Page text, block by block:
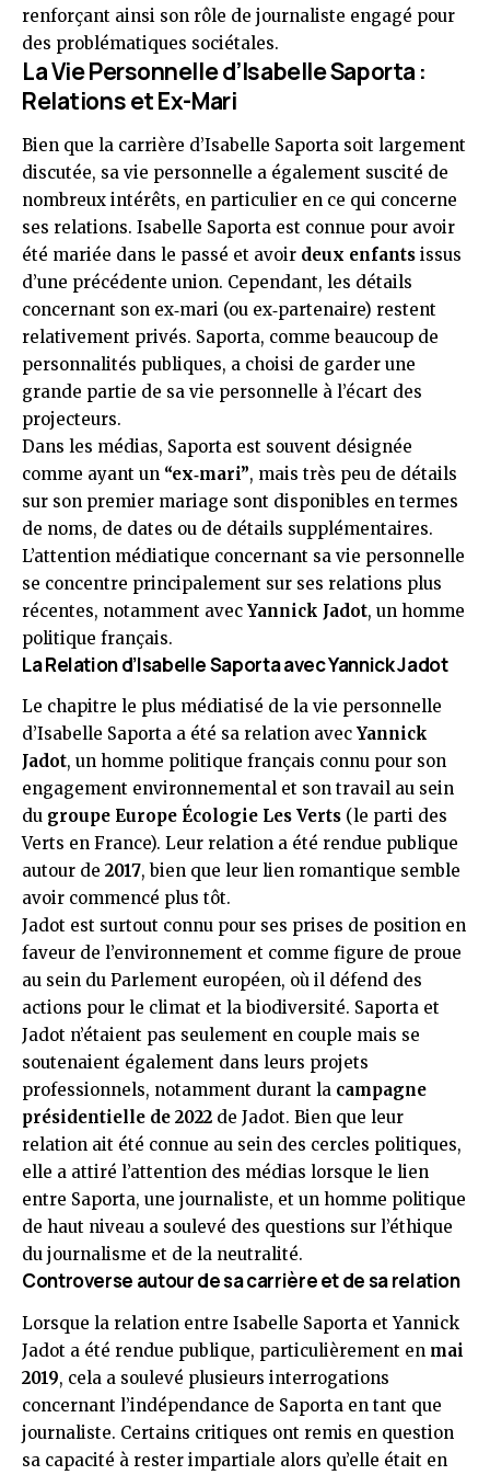
renforçant ainsi son rôle de journaliste engagé pour
des problématiques sociétales.
La Vie Personnelle d’Isabelle Saporta :
Relations et Ex-Mari
Bien que la carrière d’Isabelle Saporta soit largement
discutée, sa vie personnelle a également suscité de
nombreux intérêts, en particulier en ce qui concerne
ses relations. Isabelle Saporta est connue pour avoir
été mariée dans le passé et avoir deux enfants issus
d’une précédente union. Cependant, les détails
concernant son ex‑mari (ou ex‑partenaire) restent
relativement privés. Saporta, comme beaucoup de
personnalités publiques, a choisi de garder une
grande partie de sa vie personnelle à l’écart des
projecteurs.
Dans les médias, Saporta est souvent désignée
comme ayant un “ex‑mari”, mais très peu de détails
sur son premier mariage sont disponibles en termes
de noms, de dates ou de détails supplémentaires.
L’attention médiatique concernant sa vie personnelle
se concentre principalement sur ses relations plus
récentes, notamment avec Yannick Jadot, un homme
politique français.
La Relation d’Isabelle Saporta avec Yannick Jadot
Le chapitre le plus médiatisé de la vie personnelle
d’Isabelle Saporta a été sa relation avec Yannick
Jadot, un homme politique français connu pour son
engagement environnemental et son travail au sein
du groupe Europe Écologie Les Verts (le parti des
Verts en France). Leur relation a été rendue publique
autour de 2017, bien que leur lien romantique semble
avoir commencé plus tôt.
Jadot est surtout connu pour ses prises de position en
faveur de l’environnement et comme figure de proue
au sein du Parlement européen, où il défend des
actions pour le climat et la biodiversité. Saporta et
Jadot n’étaient pas seulement en couple mais se
soutenaient également dans leurs projets
professionnels, notamment durant la campagne
présidentielle de 2022 de Jadot. Bien que leur
relation ait été connue au sein des cercles politiques,
elle a attiré l’attention des médias lorsque le lien
entre Saporta, une journaliste, et un homme politique
de haut niveau a soulevé des questions sur l’éthique
du journalisme et de la neutralité.
Controverse autour de sa carrière et de sa relation
Lorsque la relation entre Isabelle Saporta et Yannick
Jadot a été rendue publique, particulièrement en mai
2019, cela a soulevé plusieurs interrogations
concernant l’indépendance de Saporta en tant que
journaliste. Certains critiques ont remis en question
sa capacité à rester impartiale alors qu’elle était en